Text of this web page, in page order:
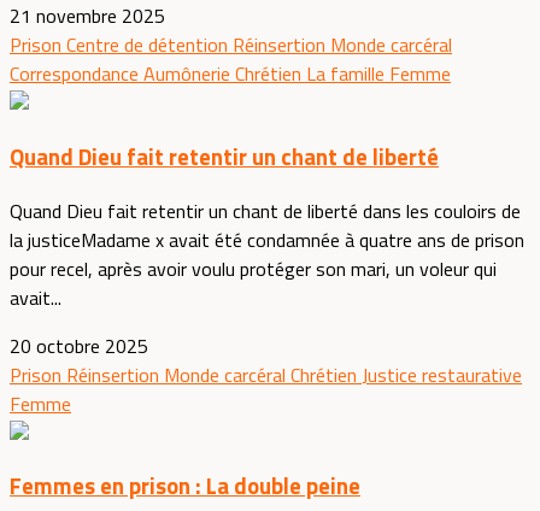
21 novembre 2025
Prison Centre de détention Réinsertion Monde carcéral
Correspondance Aumônerie Chrétien La famille Femme
Quand Dieu fait retentir un chant de liberté
Quand Dieu fait retentir un chant de liberté dans les couloirs de
la justiceMadame x avait été condamnée à quatre ans de prison
pour recel, après avoir voulu protéger son mari, un voleur qui
avait...
20 octobre 2025
Prison Réinsertion Monde carcéral Chrétien Justice restaurative
Femme
Femmes en prison : La double peine